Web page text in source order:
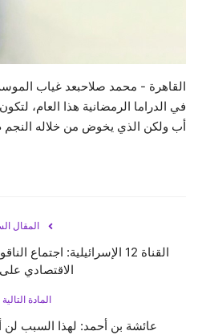
القاهرة - محمد صلاحبعد غياب
في الدراما الرمضانية هذا العام،
أب ولكن الذي يخوض من خلاله النجم
المقال
القناة 12 الإسرائيلية:
الاقتصادي
المادة التالية
عائشة بن أحمد: لهذا السبب